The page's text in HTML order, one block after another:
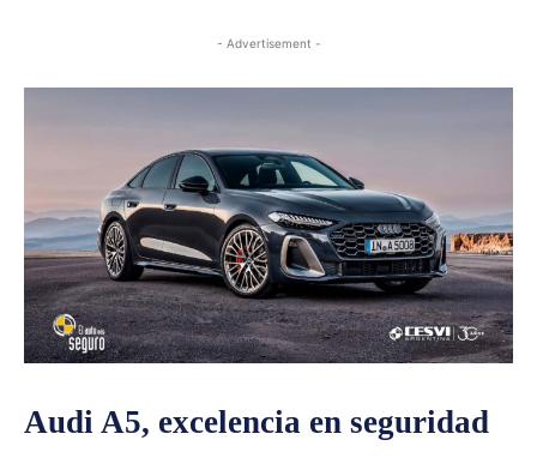
- Advertisement -
Audi A5, excelencia en seguridad